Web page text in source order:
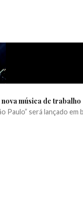
música de trabalho
Paulo” será lançado em